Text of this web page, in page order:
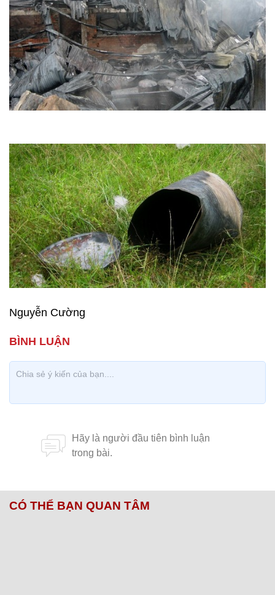
Nguyễn Cường
CÓ THỂ BẠN QUAN TÂM